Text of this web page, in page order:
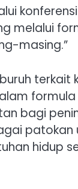
melalui
masing.”
terkait
formula
bagi
hidup